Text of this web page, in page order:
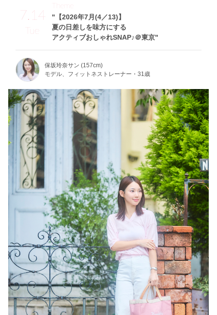
7.14
Tue
"【2026年7月(4／13)】
夏の日差しを味方にする
アクティブおしゃれSNAP♪＠東京"
Theme
保坂玲奈サン (157cm)
モデル、フィットネストレーナー・31歳